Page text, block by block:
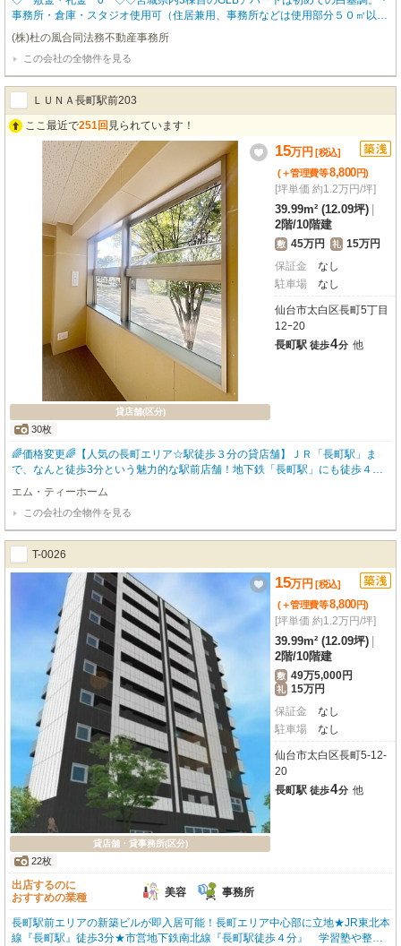
事務所・倉庫・スタジオ使用可（住居兼用、事務所などは使用部分５０㎡以
下）・駐車場は2台有ります。（1台はガレージ外駐車）・住居兼事務所、2階
部分を住居使用してガレージを倉庫としての使用OK。・友人同士での使用O
K。・ガレージは作業場など多目的に使用OK。DIY,カスタマイズOK。
(株)杜の風合同法務不動産事務所
この会社の全物件を見る
ＬＵＮＡ長町駅前203
ここ最近で251回 見られています！
貸店舗(区分)
30枚
15万円 [税込]
(＋管理費等8,800円)
[坪単価 約1.2万円/坪]
39.99m² (12.09坪)
2階/10階建
敷 45万円 礼 15万円
保証金
なし
駐車場
なし
仙台市太白区長町5丁目
12ｰ20
長町駅 徒歩4分 他
🌈価格変更🌈【人気の長町エリア☆駅徒歩３分の貸店舗】ＪＲ「長町駅」ま
で、なんと徒歩3分という魅力的な駅前店舗！地下鉄「長町駅」にも徒歩４
分、お客様にもスタッフ様にも大変アクセスしやすい好立地です🚃新築ならで
はの明るく清潔感あふれる空間は広々39.99㎡（約12坪）の２階角部屋。３面
採光の明るい室内、バルコニーからの眺望も開放感があります🌳室内は壁クロ
スのみスケルトン仕様のため、お客様のこだわりを反映した自由な内装が可能
です✨ビルトインエアコン、照明器具、モニター付きインターホンあり◎長町
駅前エリアならでは、周辺の商業施設も充実しており、集客も期待できる環境
です。この新しいビジネス拠点となる空間を、ぜひ一度ご自身の目でお確かめ
ください。内覧のご希望、心よりお待ちしております！内覧ご希望やお問合せ
は【 エム・ティーホーム TEL022ｰ374ｰ5212】へ 問合せフォームやお電話で
お気軽にご連絡ください📞✉ 小さな会社ならではのきめ細やかさで、納得の物
件との出逢えるよう全力でサポートします。 打てば響くようなフットワーク
の軽さが強みです、どうぞお任せください！
エム・ティーホーム
この会社の全物件を見る
T-0026
貸店舗・貸事務所(区分)
22枚
15万円 [税込]
(＋管理費等8,800円)
[坪単価 約1.2万円/坪]
39.99m² (12.09坪)
2階/10階建
敷 49万5,000円
礼 15万円
保証金
なし
駐車場
なし
仙台市太白区長町5-12-
20
長町駅 徒歩4分 他
出店するのに
おすすめの業種
美容 事務所
長町駅前エリアの新築ビルが即入居可能！長町エリア中心部に立地★JR東北本
線『長町駅』徒歩3分★市営地下鉄南北線『長町駅徒歩４分』 学習塾や整